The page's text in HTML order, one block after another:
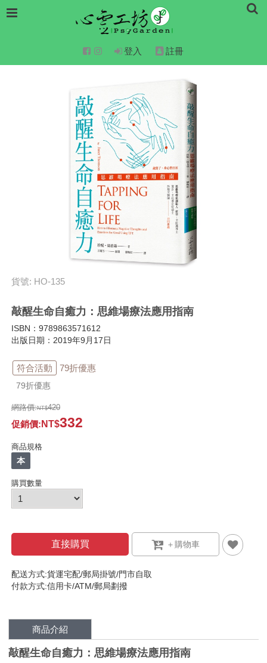
登入 註冊
貨號: HO-135
敲醒生命自癒力：思維場療法應用指南
ISBN：9789863571612
出版日期：2019年9月17日
符合活動 79折優惠
79折優惠
網路價: 420
促銷價: 332
商品規格
本
購買數量
直接購買
配送方式:貨運宅配/郵局掛號/門市自取
付款方式:信用卡/ATM/郵局劃撥
商品介紹
敲醒生命自癒力：思維場療法應用指南